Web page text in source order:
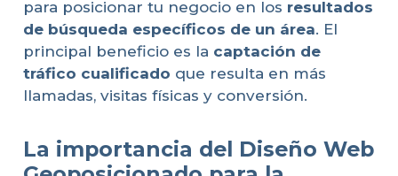
para posicionar tu negocio en los resultados
de búsqueda específicos de un área. El
principal beneficio es la captación de
tráfico cualificado que resulta en más
llamadas, visitas físicas y conversión.
La importancia del Diseño Web